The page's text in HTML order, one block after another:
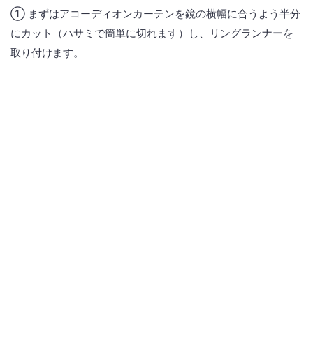
① まずはアコーディオンカーテンを鏡の横幅に合うよう半分
にカット（ハサミで簡単に切れます）し、リングランナーを
取り付けます。